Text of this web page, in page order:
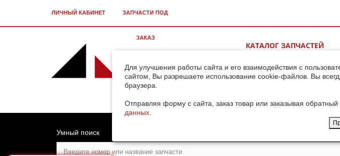
Для улучшения работы сайта и его взаимодействия с
сайтом, Вы разрешаете использование cookie-файлов. Вы
браузера.
Отправляя форму с сайта, заказ товар или заказывая обратный
данных
ЛИЧНЫЙ КАБИНЕТ ЗАПЧАСТИ ПОД
ЗАКАЗ
КАТАЛОГ ЗАПЧАСТЕЙ
ВИДЕОГАЛЕРЕЯ
Умный поиск